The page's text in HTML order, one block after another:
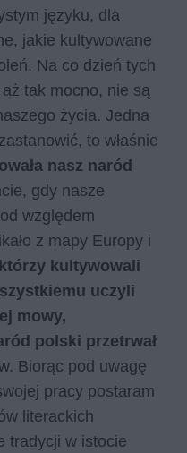
języku, dla
jakie kultywowane
Na co dzień tych
tak mocno, nie są
życia. Jedna
to właśnie
nasz naród
gdy nasze
względem
z mapy Europy i
kultywowali
uczyli
mowy,
polski przetrwał
Biorąc pod uwagę
pracy postaram
literackich
tradycji w istocie